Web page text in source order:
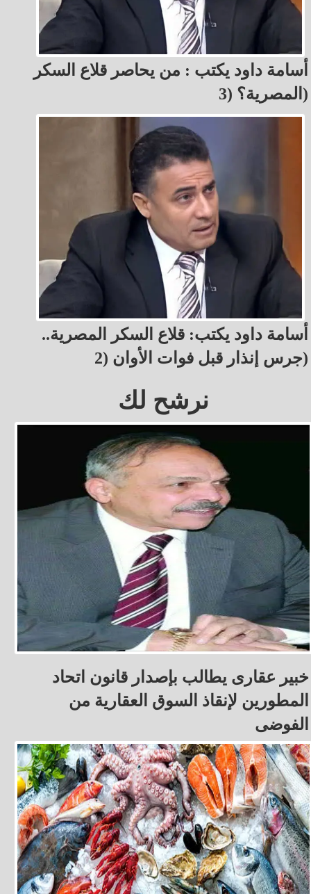
أسامة داود يكتب : من يحاصر قلاع السكر
المصرية؟ (3)
أسامة داود يكتب: قلاع السكر المصرية..
جرس إنذار قبل فوات الأوان (2)
نرشح لك
خبير عقارى يطالب بإصدار قانون اتحاد
المطورين لإنقاذ السوق العقارية من
الفوضى